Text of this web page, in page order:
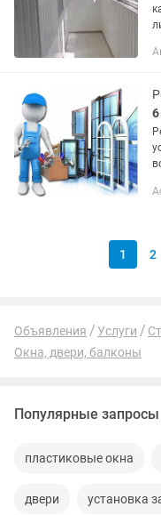
1 2
Объявления Услуги
Окна, двери, балконы
Популярные запросы
пластиковые окна
двери установка